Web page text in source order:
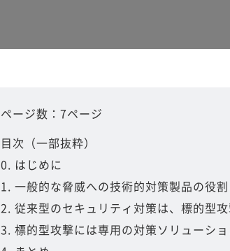
ページ数：7ページ
目次（一部抜粋）
0. はじめに
1. 一般的な脅威への技術的対策製品の役
2. 従来型のセキュリティ対策は、標的型
3. 標的型攻撃には専用の対策ソリューショ